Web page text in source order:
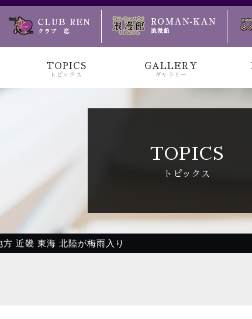
で皆様のお越しをお待ちしております
TOPICS
トピックス
GALLERY
ギャラリー
TOPICS
トピックス
方 近畿 東海 北陸が梅雨入り